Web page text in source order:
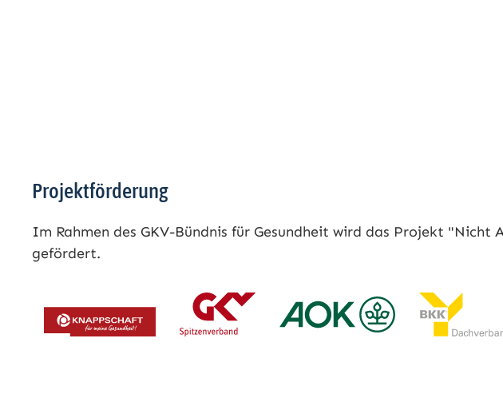
Projektförderung
Im Rahmen des GKV-Bündnis für Gesundheit wird das Projekt "Nicht
gefördert.